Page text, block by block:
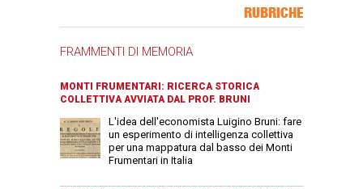
RUBRICHE
FRAMMENTI DI MEMORIA
MONTI FRUMENTARI: RICERCA STORICA
COLLETTIVA AVVIATA DAL PROF. BRUNI
L'idea dell'economista Luigino Bruni: fare
un esperimento di intelligenza collettiva
per una mappatura dal basso dei Monti
Frumentari in Italia